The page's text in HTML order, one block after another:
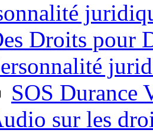
Droits pour
SOS Durance
sur les